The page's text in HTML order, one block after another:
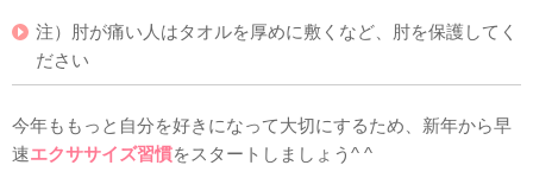
注）肘が痛い人はタオルを厚めに敷くなど、肘を保護してく
ださい
今年ももっと自分を好きになって大切にするため、新年から早
速エクササイズ習慣をスタートしましょう^ ^